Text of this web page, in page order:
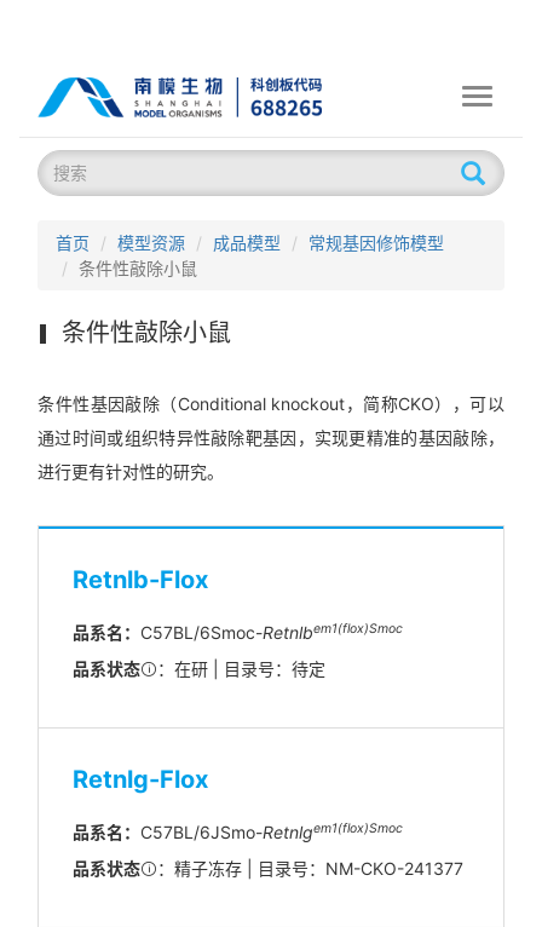
Toggle
首页 模型资源 成品模型
常规基因修饰模型
条件性敲除小鼠
条件性敲除小鼠
条件性基因敲除（Conditional knockout，简称CKO），可以
通过时间或组织特异性敲除靶基因，实现更精准的基因敲除，
进行更有针对性的研究。
Retnlb-Flox
品系名： C57BL/6Smoc-Retnlbem1(flox)Smoc
品系状态 ：在研 | 目录号：待定
Retnlg-Flox
品系名： C57BL/6JSmo-Retnlgem1(flox)Smoc
品系状态 ：精子冻存 | 目录号：NM-CKO-241377